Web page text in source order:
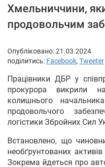
Хмельниччини,
продовольчим
Опубліковано:21.03.2024
поділитись: Facebook, Tweeter
Працівники ДБР у
прокурора викрили
колишнього
продовольчого
логістики Збройних Сил
Встановлено, що
необґрунтованих
Зокрема йдеться про